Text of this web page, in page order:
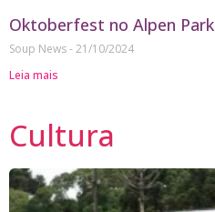
Oktoberfest no Alpen Park
Soup News 21/10/2024
Leia mais
Cultura